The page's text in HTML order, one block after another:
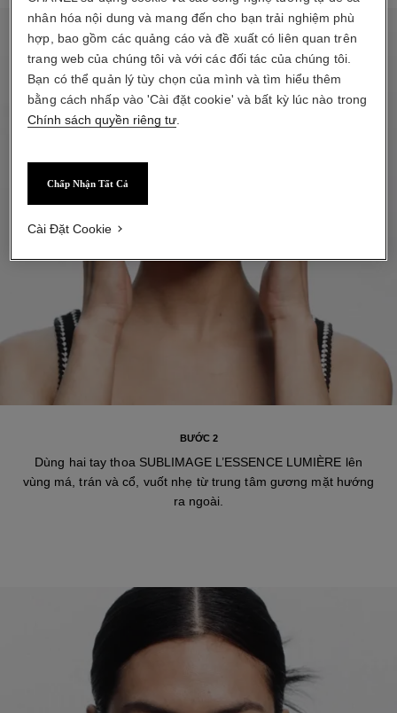
BƯỚC 2
Dùng hai tay thoa SUBLIMAGE L’ESSENCE LUMIÈRE lên
vùng má, trán và cổ, vuốt nhẹ từ trung tâm gương mặt hướng
ra ngoài.
nhân hóa nội dung và mang đến cho bạn trải nghiệm phù
hợp, bao gồm các quảng cáo và đề xuất có liên quan trên
trang web của chúng tôi và với các đối tác của chúng tôi.
Bạn có thể quản lý tùy chọn của mình và tìm hiểu thêm
bằng cách nhấp vào 'Cài đặt cookie' và bất kỳ lúc nào trong
Chính sách quyền riêng tư
Chấp Nhận Tất Cả
Cài Đặt Cookie